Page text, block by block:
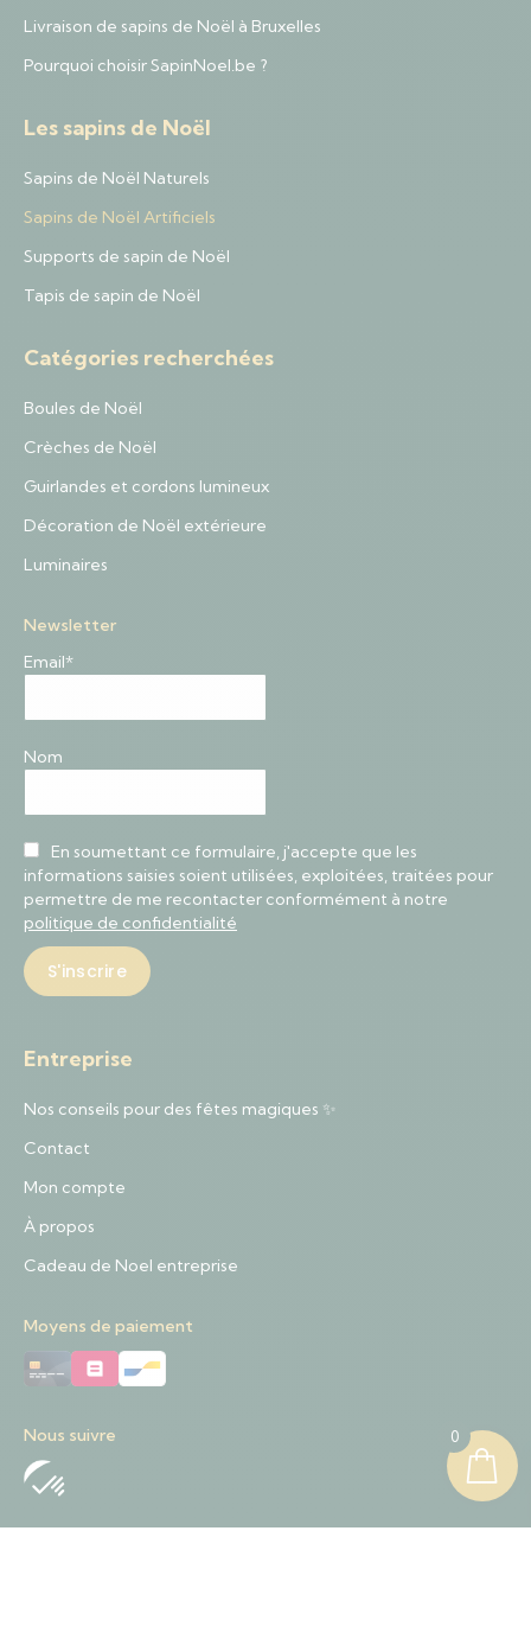
Livraison de sapins de Noël à Bruxelles
Pourquoi choisir SapinNoel.be ?
Les sapins de Noël
Sapins de Noël Naturels
Sapins de Noël Artificiels
Supports de sapin de Noël
Tapis de sapin de Noël
Catégories recherchées
Boules de Noël
Crèches de Noël
Guirlandes et cordons lumineux
Décoration de Noël extérieure
Luminaires
Newsletter
Email*
Nom
En soumettant ce formulaire, j'accepte que les
informations saisies soient utilisées, exploitées, traitées pour
permettre de me recontacter conformément à notre
politique de confidentialité
Entreprise
Nos conseils pour des fêtes magiques ✨
Contact
Mon compte
À propos
Cadeau de Noel entreprise
Moyens de paiement
Nous suivre 0